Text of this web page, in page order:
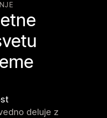
deluje z